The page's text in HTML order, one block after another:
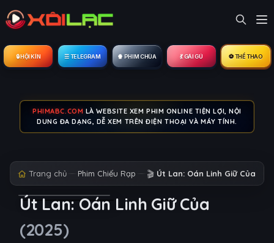
🔒︎ HỘI KÍN ☰ TELEGRAM 🍿 PHIM CHÙA 💃 GÁI GÚ ⚽ THỂ THAO
PHIMABC.COM LÀ WEBSITE XEM PHIM ONLINE TIỆN LỢI, NỘI
DUNG ĐA DẠNG, DỄ XEM TRÊN ĐIỆN THOẠI VÀ MÁY TÍNH.
Trang chủ Phim Chiếu Rạp 🎬 Út Lan: Oán Linh Giữ Của
Út Lan: Oán Linh Giữ Của
(2025)